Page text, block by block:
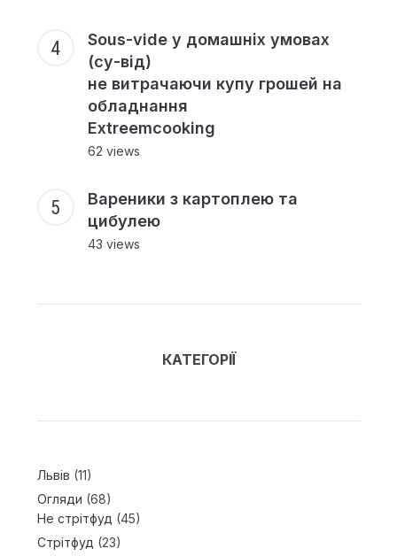
Sous-vide у домашніх умовах
(су-від)
не витрачаючи купу грошей на
обладнання
Extreemcooking
62 views
Вареники з картоплею та
цибулею
43 views
КАТЕГОРІЇ
Львів (11)
Огляди (68)
Не стрітфуд (45)
Стрітфуд (23)